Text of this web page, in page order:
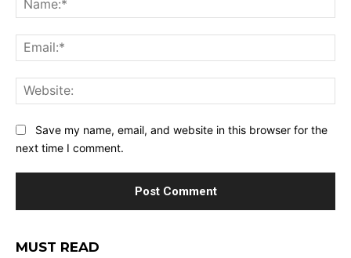
Save my name, email, and website in this browser for the
next time I comment.
MUST READ